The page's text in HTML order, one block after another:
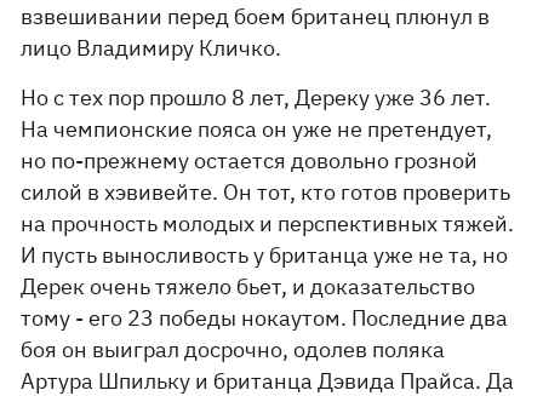
взвешивании перед боем британец плюнул в
лицо Владимиру Кличко.
Но с тех пор прошло 8 лет, Дереку уже 36 лет.
На чемпионские пояса он уже не претендует,
но по-прежнему остается довольно грозной
силой в хэвивейте. Он тот, кто готов проверить
на прочность молодых и перспективных тяжей.
И пусть выносливость у британца уже не та, но
Дерек очень тяжело бьет, и доказательство
тому - его 23 победы нокаутом. Последние два
боя он выиграл досрочно, одолев поляка
Артура Шпильку и британца Дэвида Прайса. Да